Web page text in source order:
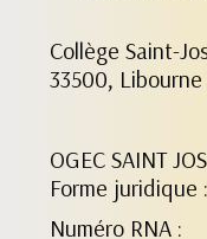
Collège Saint-
33500,
OGEC SAINT
Forme juridique
Numéro RNA :